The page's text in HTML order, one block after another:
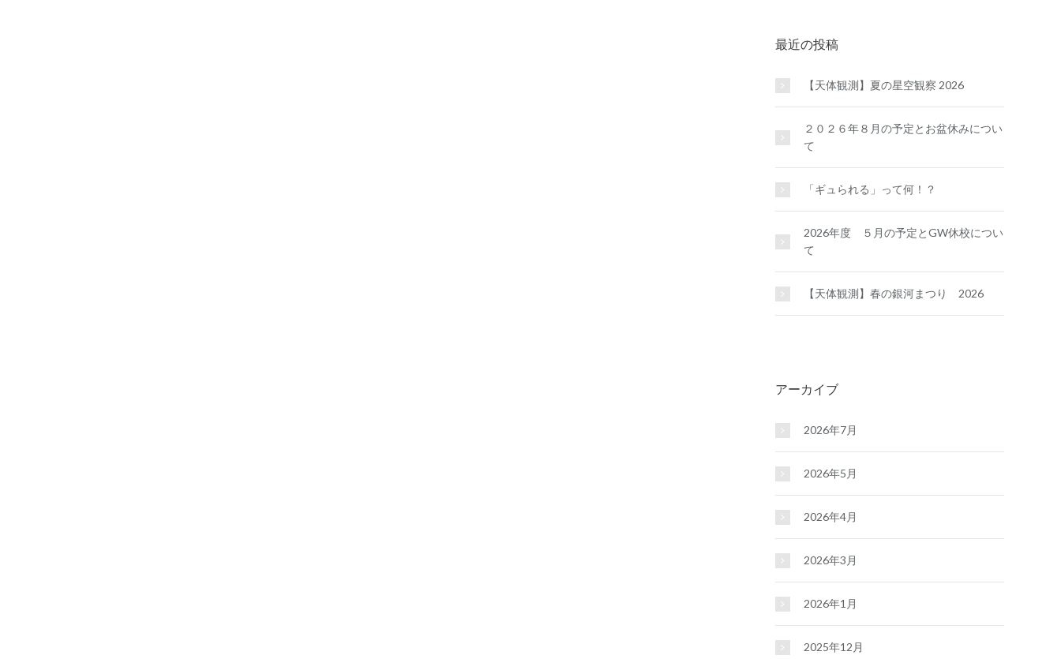
最近の投稿
【天体観測】夏の星空観察 2026
２０２６年８月の予定とお盆休みについ
て
「ギュられる」って何！？
2026年度 ５月の予定とGW休校につい
て
【天体観測】春の銀河まつり 2026
アーカイブ
2026年7月
2026年5月
2026年4月
2026年3月
2026年1月
2025年12月